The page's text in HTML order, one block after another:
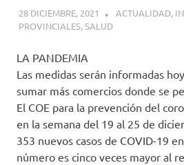
28 DICIEMBRE, 2021 ACTUALIDAD,
PROVINCIALES,SALUD
LA PANDEMIA
Las medidas serán informadas
sumar más comercios donde se
El COE para la prevención del
en la semana del 19 al 25 de
353 nuevos casos de COVID-19
número es cinco veces mayor al